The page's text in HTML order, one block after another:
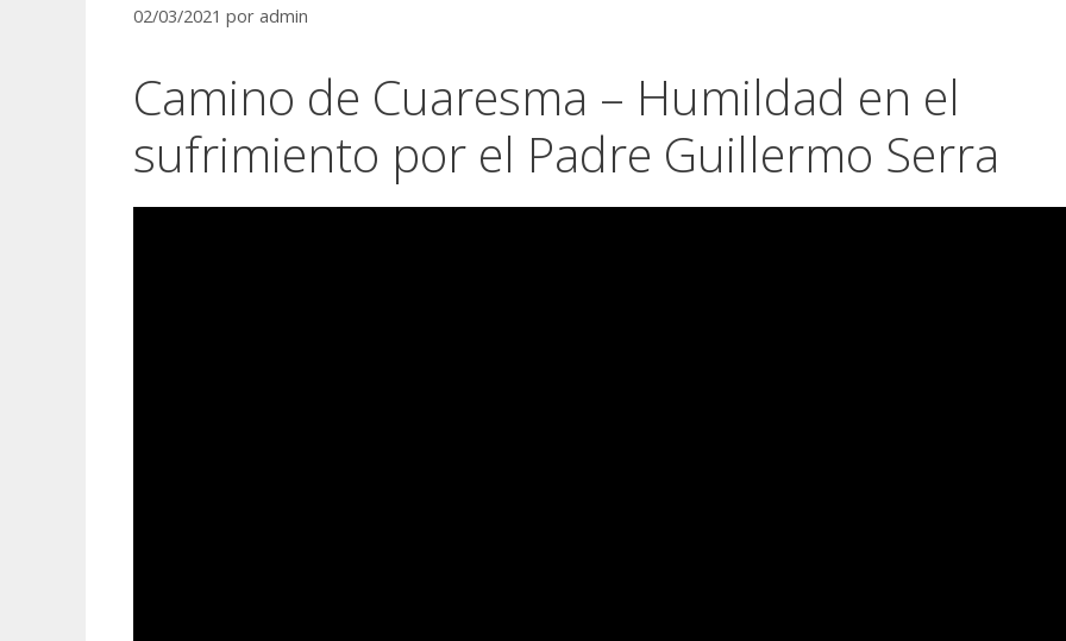
02/03/2021 por admin
Camino de Cuaresma – Humildad en el
sufrimiento por el Padre Guillermo Serra